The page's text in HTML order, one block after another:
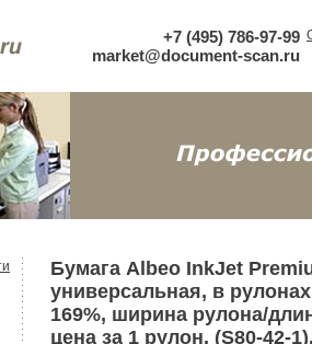
+7 (495) 786-97-99
market@document-scan.ru
Бумага Albeo InkJet
универсальная, в
169%, ширина рулона/
цена за 1 рулон. (S80-42-1).